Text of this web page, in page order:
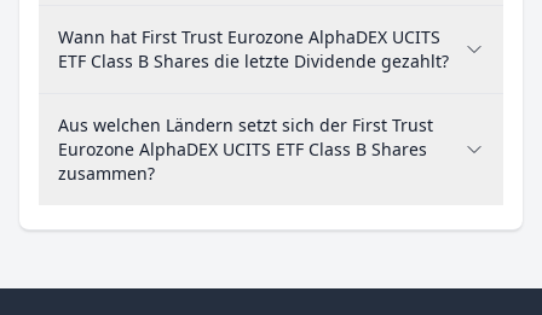
Wann hat First Trust Eurozone AlphaDEX UCITS
ETF Class B Shares die letzte Dividende gezahlt?
Aus welchen Ländern setzt sich der First Trust
Eurozone AlphaDEX UCITS ETF Class B Shares
zusammen?